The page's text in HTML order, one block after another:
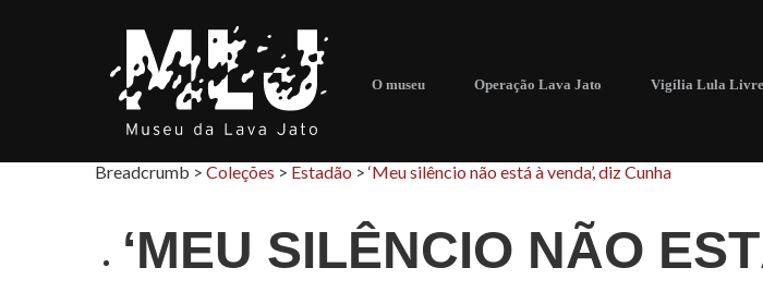
O museu Operação Lava Jato Vigília Lula Livre
Breadcrumb > Coleções > Estadão > ‘Meu silêncio não está à venda’, diz Cunha
‘MEU SILÊNCIO NÃO